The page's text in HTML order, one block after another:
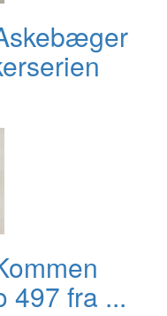
497 fra ...